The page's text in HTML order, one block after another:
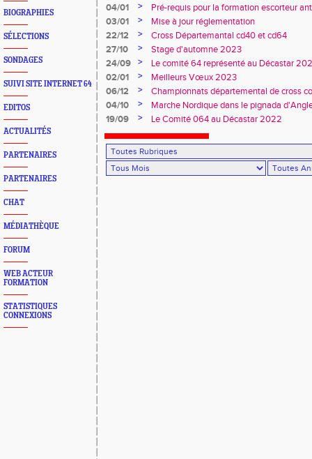
BIOGRAPHIES
SÉLECTIONS
SONDAGES
SUIVI SITE INTERNET 64
EDITOS
ACTUALITÉS
PARTENAIRES
PARTENAIRES
CHAT
MÉDIATHÈQUE
FORUM
WEB ACTEUR
FORMATION
STATISTIQUES
CONNEXIONS
04/01
>
Pré-requis pour la formation escorteur
03/01
>
Mise à jour réglementation
22/12
>
Cross Départemantal cd40 et cd64
27/10
>
Stage d'automne 2023
24/09
>
Le comité 64 représenté au Décastar
02/01
>
Meilleurs Vœux 2023
06/12
>
Championnats départemental de cross
04/10
>
Marche Nordique dans le pignada
19/09
> Le Comité 064 au Décastar 2022